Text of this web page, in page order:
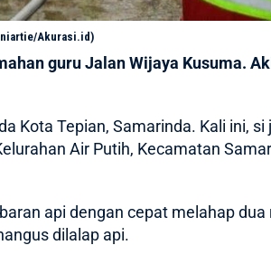
Akurasi.id)
guru Jalan Wijaya Kusuma.
Kota Tepian, Samarinda. Kali ini, si
Air Putih, Kecamatan
api dengan cepat melahap dua
dilalap api.